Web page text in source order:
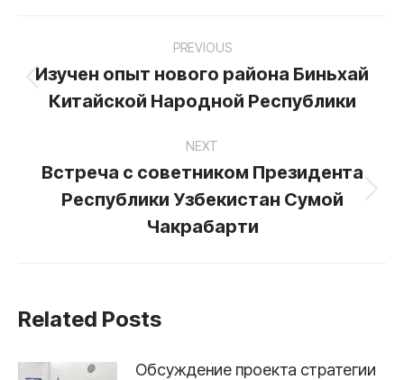
navigation
PREVIOUS
Previous
post:
Изучен опыт нового района Биньхай
Китайской Народной Республики
NEXT
Next
post:
Встреча c cоветником Президента
Республики Узбекистан Сумой
Чакрабарти
Related Posts
Обсуждение проекта стратегии